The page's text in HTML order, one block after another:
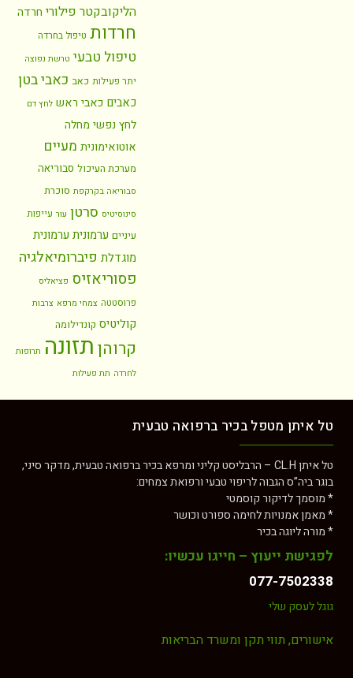
הליקובקטר פילוריחרדה
חרדות טיפול בחרדה
טיפול טבעי טרשת נפוצה
יתר פעילות כאב כאבי בטן
כאבי ראש לחץ דם
לחץ נפשימחלה
אוטואימוניתמעיים
מערכת העיכול סבוריאה
סבוריאה בקרקפת סוכרת
סרטן עור עייפות
ערמונית ערמונית
פיברומיאלגיה
פסוריאזיס פציאליס
צמחי מרפא צרבות
קונדילומה
תזונה תרופות
תת פעילות
מטפל בכיר ברפואה טבעית
טל איתן CL.H – הרבליסט קליני ומרפא בכיר ברפואה טבעית, מדקר סיני,
הגבוה לריפוי טבעי ורפואת צמחים:
לדיקור קוסמטי
אמנויות לחימה ספורט וכושר
ליוגה בכיר
ייעוץ – חייגו עכשיו:
077-
לעסק שלי
תווי תקן ומשרד הבריאות